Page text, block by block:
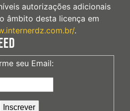
autorizações adicionais
âmbito desta licença em
.
seu Email: